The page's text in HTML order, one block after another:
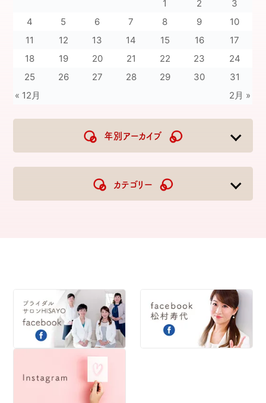
« 12月 2月 »
1 2
3
4
5 6 7 8 9
10
11
12 13 14 15 16
17
18
19 20 21 22 23
24
25
26 27 28 29 30 31
年別アーカイブ
2023
カテゴリー